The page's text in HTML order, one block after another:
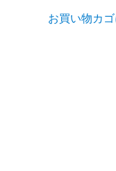
お買い物カ